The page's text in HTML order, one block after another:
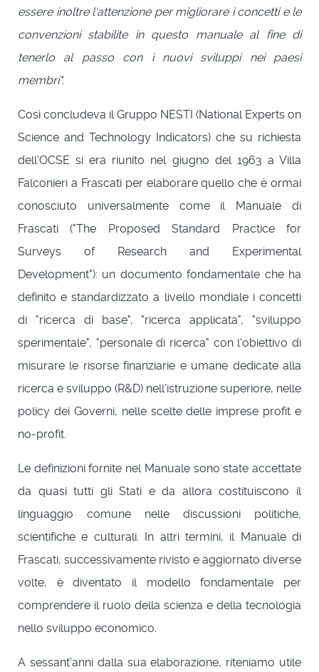
essere inoltre l'attenzione per migliorare i concetti e le
convenzioni stabilite in questo manuale al fine di
tenerlo al passo con i nuovi sviluppi nei paesi
membri".
Così concludeva il Gruppo NESTI (National Experts on
Science and Technology Indicators) che su richiesta
dell'OCSE si era riunito nel giugno del 1963 a Villa
Falconieri a Frascati per elaborare quello che è ormai
conosciuto universalmente come il Manuale di
Frascati ("The Proposed Standard Practice for
Surveys of Research and Experimental
Development"): un documento fondamentale che ha
definito e standardizzato a livello mondiale i concetti
di "ricerca di base", "ricerca applicata", "sviluppo
sperimentale", "personale di ricerca" con l'obiettivo di
misurare le risorse finanziarie e umane dedicate alla
ricerca e sviluppo (R&D) nell'istruzione superiore, nelle
policy dei Governi, nelle scelte delle imprese profit e
no-profit.
Le definizioni fornite nel Manuale sono state accettate
da quasi tutti gli Stati e da allora costituiscono il
linguaggio comune nelle discussioni politiche,
scientifiche e culturali. In altri termini, il Manuale di
Frascati, successivamente rivisto e aggiornato diverse
volte, è diventato il modello fondamentale per
comprendere il ruolo della scienza e della tecnologia
nello sviluppo economico.
A sessant'anni dalla sua elaborazione, riteniamo utile